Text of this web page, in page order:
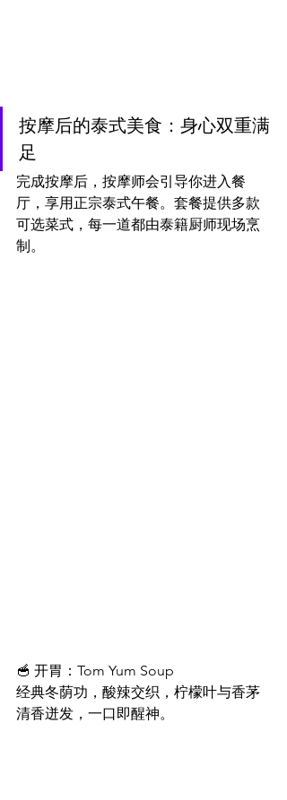
按摩后的泰式美食：身心双重满
足
完成按摩后，按摩师会引导你进入餐
厅，享用正宗泰式午餐。套餐提供多款
可选菜式，每一道都由泰籍厨师现场烹
制。
🥣 开胃：Tom Yum Soup
经典冬荫功，酸辣交织，柠檬叶与香茅
清香迸发，一口即醒神。